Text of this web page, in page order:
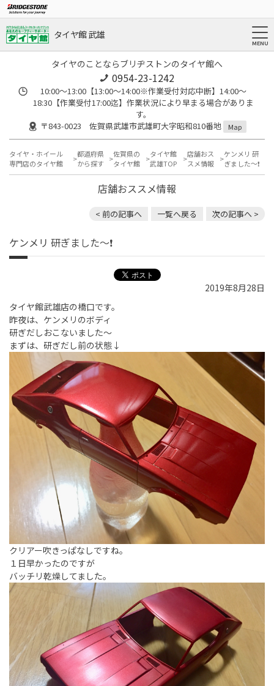
タイヤ館 武雄
タイヤのことならブリヂストンのタイヤ館へ
0954-23-1242
10:00～13:00【13:00～14:00※作業受付対応中断】14:00～
18:30【作業受付17:00迄】作業状況により早まる場合がありま
す。
〒843-0023 佐賀県武雄市武雄町大字昭和810番地
Map
タイヤ・ホイール
専門店のタイヤ館
都道府県
から探す
佐賀県の
タイヤ館
タイヤ館
武雄TOP
店舗おス
スメ情報
ケンメリ 研
ぎました〜❗️
店舗おススメ情報
< 前の記事へ 一覧へ戻る 次の記事へ >
ケンメリ 研ぎました〜❗️
2019年8月28日
タイヤ館武雄店の橋口です。
昨夜は、ケンメリのボディ
研ぎだしおこないました〜
まずは、研ぎだし前の状態↓
クリアー吹きっぱなしですね。
１日早かったのですが
バッチリ乾燥してました。